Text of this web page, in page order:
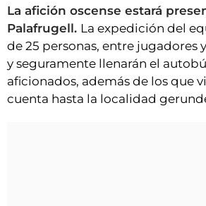
La afición oscense estará
Palafrugell. La expedición del
de 25 personas, entre jugadores
y seguramente llenarán el
aficionados, además de los que
cuenta hasta la localidad